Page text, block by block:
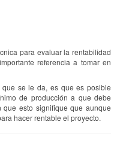
para evaluar la rentabilidad
referencia a tomar en
se le da, es que es posible
de producción a que debe
esto signifique que aunque
hacer rentable el proyecto.